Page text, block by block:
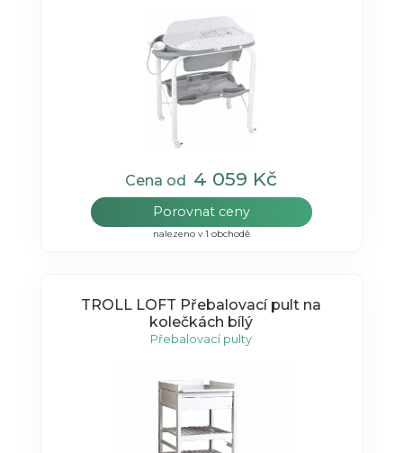
Cena od 4 059 Kč
Porovnat ceny
nalezeno v 1 obchodě
TROLL LOFT Přebalovací pult na
kolečkách bílý
Přebalovací pulty